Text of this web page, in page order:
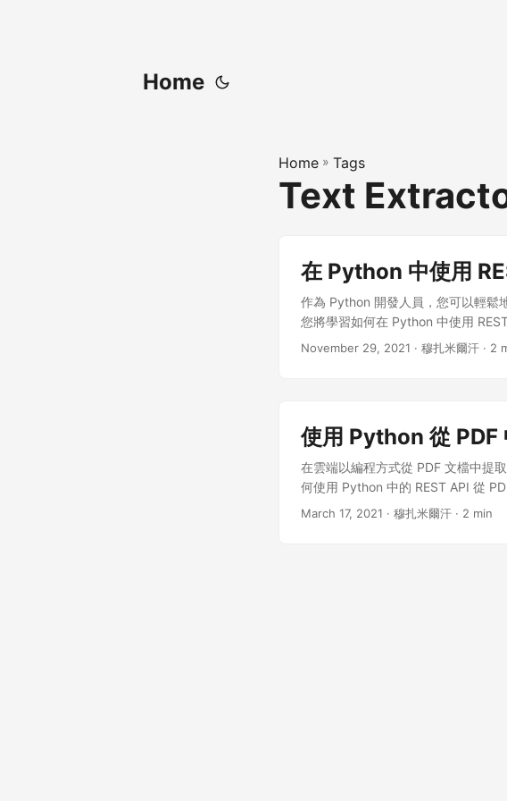
Home
Home » Tags
Text
在 Python 中使用
作為 Python 開發人員，您可以輕鬆
您將學習如何在 Python 中使用
November 29, 2021 · 穆扎米爾汗 · 2
使用 Python 從 PDF
在雲端以編程方式從 PDF 文檔中提
何使用 Python 中的 REST API 從
March 17, 2021 · 穆扎米爾汗 · 2 min